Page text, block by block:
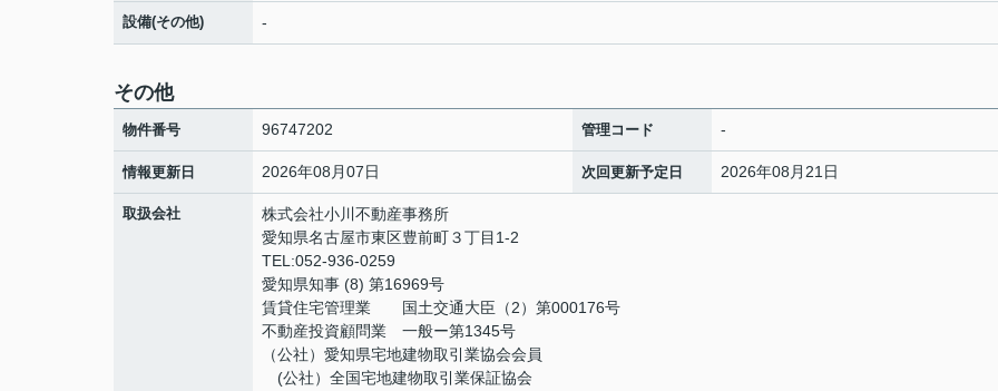
設備(その他) -
その他
物件番号 96747202 管理コード -
情報更新日 2026年08月07日 次回更新予定日 2026年08月21日
取扱会社
株式会社小川不動産事務所
愛知県名古屋市東区豊前町３丁目1-2
TEL:052-936-0259
愛知県知事 (8) 第16969号
賃貸住宅管理業 国土交通大臣（2）第000176号
不動産投資顧問業 一般ー第1345号
（公社）愛知県宅地建物取引業協会会員
(公社）全国宅地建物取引業保証協会